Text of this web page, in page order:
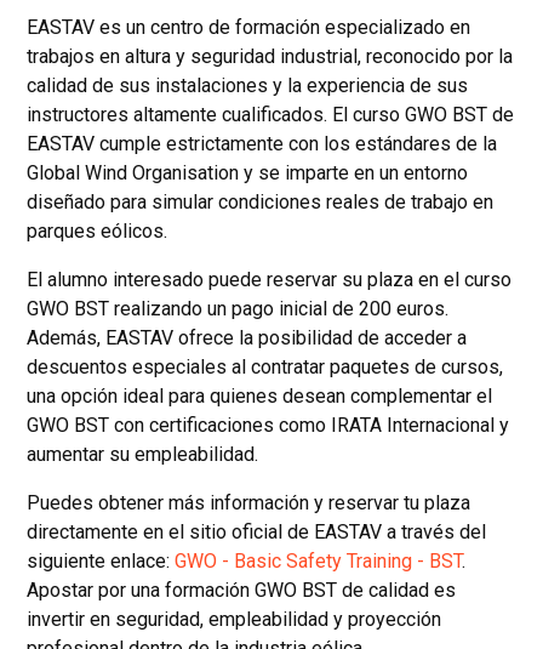
EASTAV es un centro de formación especializado en
trabajos en altura y seguridad industrial, reconocido por la
calidad de sus instalaciones y la experiencia de sus
instructores altamente cualificados. El curso GWO BST de
EASTAV cumple estrictamente con los estándares de la
Global Wind Organisation y se imparte en un entorno
diseñado para simular condiciones reales de trabajo en
parques eólicos.
El alumno interesado puede reservar su plaza en el curso
GWO BST realizando un pago inicial de 200 euros.
Además, EASTAV ofrece la posibilidad de acceder a
descuentos especiales al contratar paquetes de cursos,
una opción ideal para quienes desean complementar el
GWO BST con certificaciones como IRATA Internacional y
aumentar su empleabilidad.
Puedes obtener más información y reservar tu plaza
directamente en el sitio oficial de EASTAV a través del
siguiente enlace:GWO - Basic Safety Training - BST.
Apostar por una formación GWO BST de calidad es
invertir en seguridad, empleabilidad y proyección